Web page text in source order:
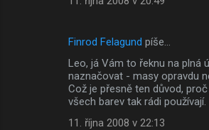
Finrod Felagund píše…
Leo, já Vám to řeknu na plná
naznačovat - masy opravdu
Což je přesně ten důvod,
všech barev tak rádi používají.
11. října 2008 v 22:13